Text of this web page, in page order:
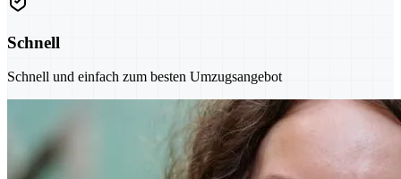
Schnell
Schnell und einfach zum besten Umzugsangebot